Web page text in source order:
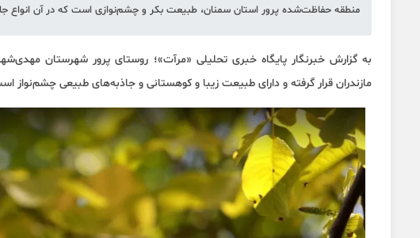
منطقه حفاظت‌شده پرور استان سمنان، طبیعت بکر و چشم‌نوازی است که در آن انواع
به گزارش خبرنگار پایگاه خبری تحلیلی «مرآت»؛ روستای پرور شهرستان
مازندران قرار گرفته و دارای طبیعت زیبا و کوهستانی و جاذبه‌های طبیعی چشم‌نواز